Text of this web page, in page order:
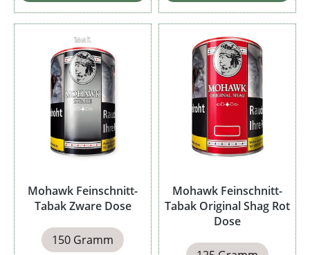
Mohawk Feinschnitt-
Tabak Zware Dose
150 Gramm
Mohawk Feinschnitt-
Tabak Original Shag Rot
Dose